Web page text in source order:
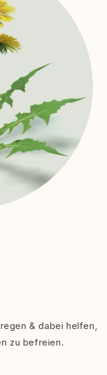
& dabei helfen,
zu befreien.